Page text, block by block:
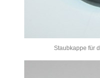
Staubkappe für